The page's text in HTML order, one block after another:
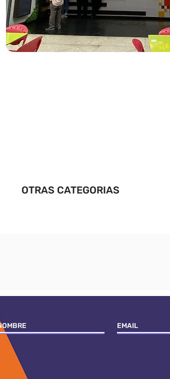
OTRAS CATEGORIAS